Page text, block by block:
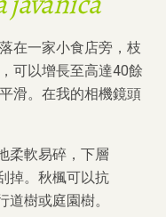
在一家小食店旁，枝
可以增長至高達40餘
滑。在我的相機鏡頭
柔軟易碎，下層
掉。秋楓可以抗
樹或庭園樹。